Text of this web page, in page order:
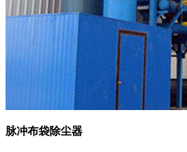
脉冲布袋除尘器